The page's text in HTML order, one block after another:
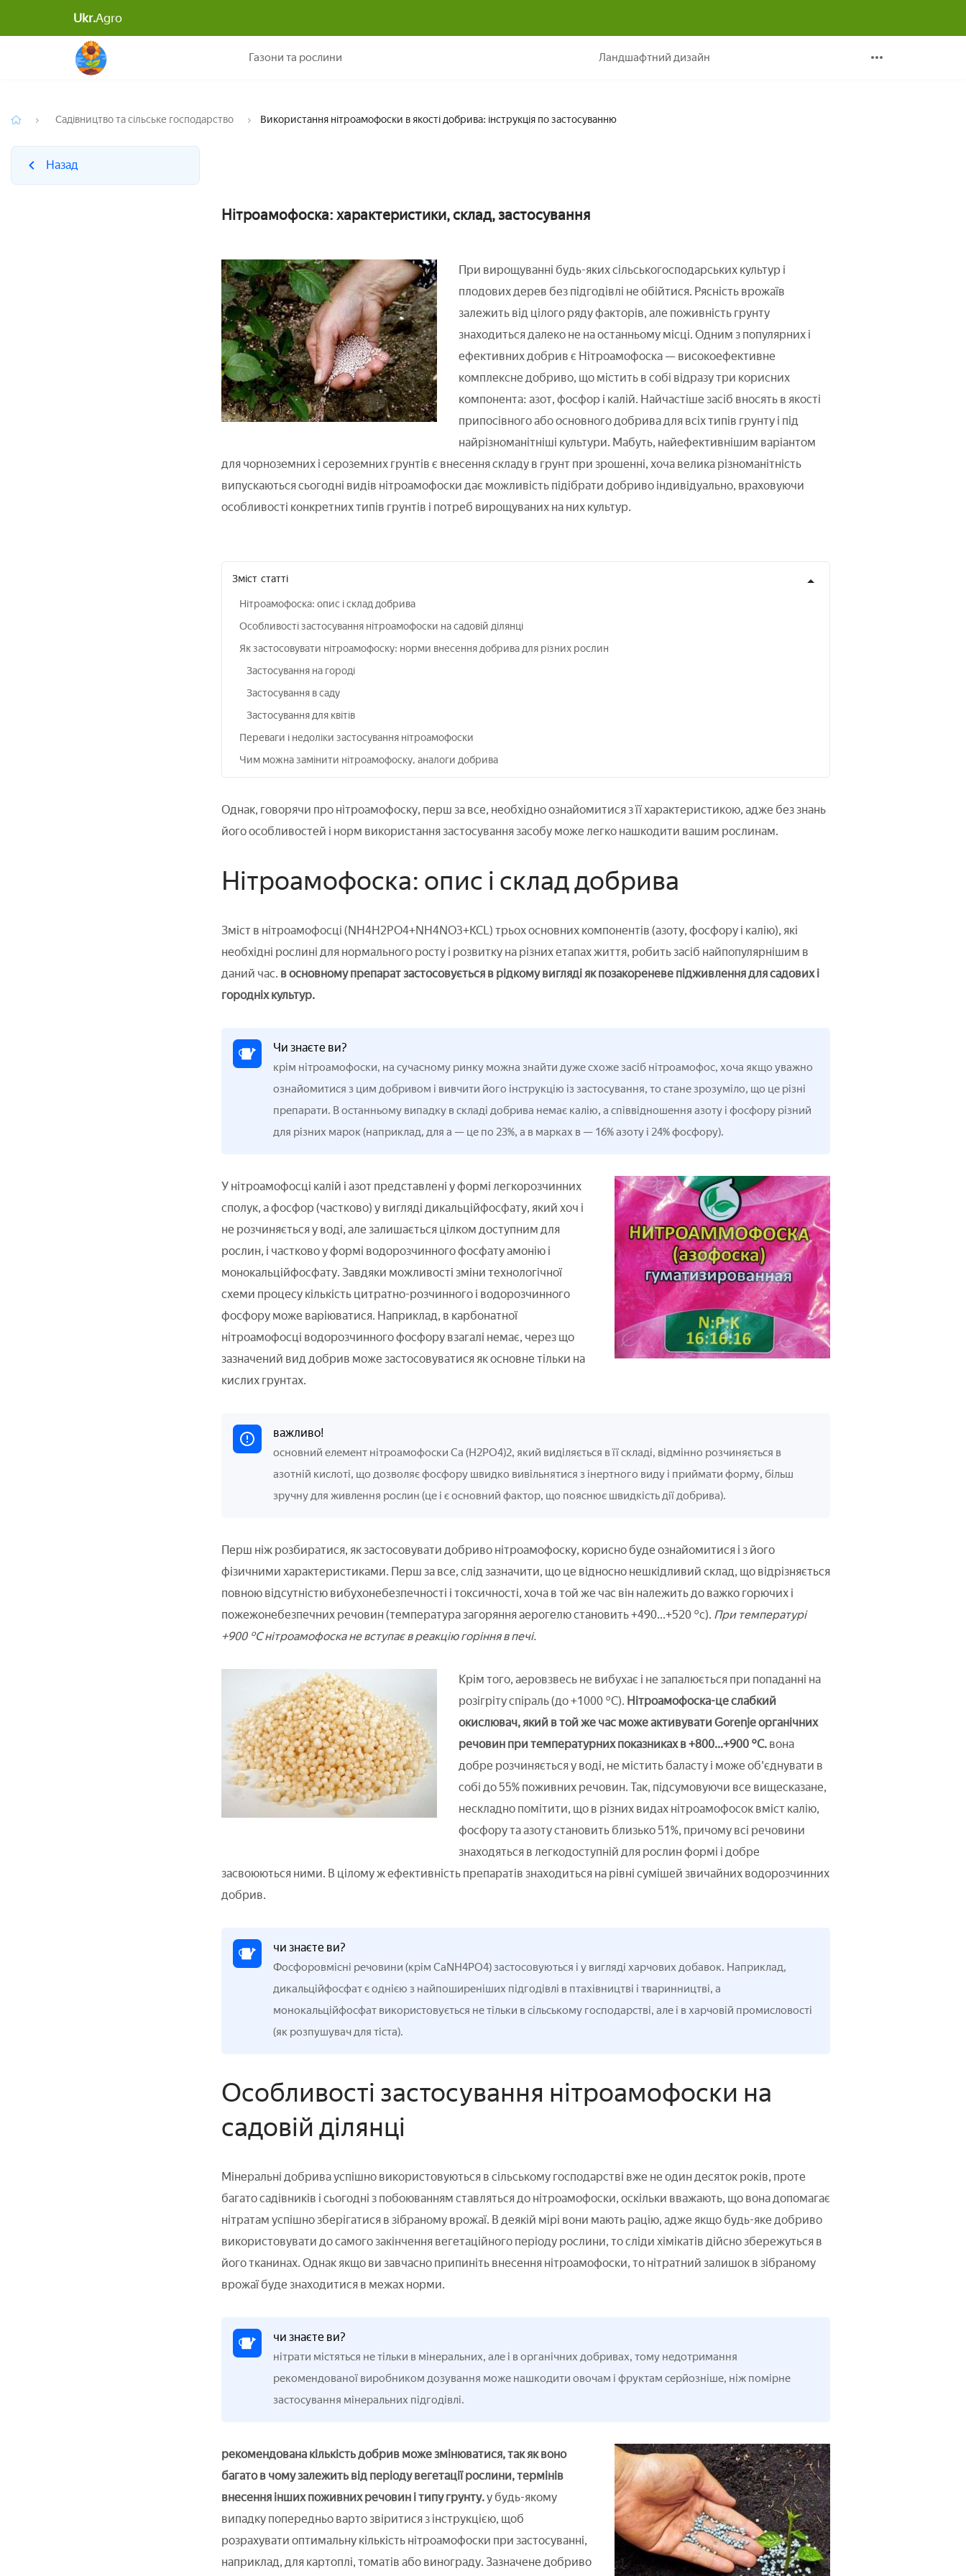
Ukr.Agro
Газони та рослини Ландшафтний дизайн
Назад
Садівництво та сільське господарство Використання нітроамофоски в якості добрива: інструкція по застосуванню
Назад
Нітроамофоска: характеристики, склад, застосування
При вирощуванні будь-яких сільськогосподарських культур і
плодових дерев без підгодівлі не обійтися. Рясність врожаїв
залежить від цілого ряду факторів, але поживність грунту
знаходиться далеко не на останньому місці. Одним з популярних і
ефективних добрив є Нітроамофоска — високоефективне
комплексне добриво, що містить в собі відразу три корисних
компонента: азот, фосфор і калій. Найчастіше засіб вносять в якості
припосівного або основного добрива для всіх типів грунту і під
найрізноманітніші культури. Мабуть, найефективнішим варіантом
для чорноземних і сероземних грунтів є внесення складу в грунт при зрошенні, хоча велика різноманітність
випускаються сьогодні видів нітроамофоски дає можливість підібрати добриво індивідуально, враховуючи
особливості конкретних типів грунтів і потреб вирощуваних на них культур.
Зміст статті
Нітроамофоска: опис і склад добрива
Особливості застосування нітроамофоски на садовій ділянці
Як застосовувати нітроамофоску: норми внесення добрива для різних рослин
Застосування на городі
Застосування в саду
Застосування для квітів
Переваги і недоліки застосування нітроамофоски
Чим можна замінити нітроамофоску, аналоги добрива
Однак, говорячи про нітроамофоску, перш за все, необхідно ознайомитися з її характеристикою, адже без знань
його особливостей і норм використання застосування засобу може легко нашкодити вашим рослинам.
Нітроамофоска: опис і склад добрива
Зміст в нітроамофосці (NH4H2PO4+NH4NO3+KCL) трьох основних компонентів (азоту, фосфору і калію), які
необхідні рослині для нормального росту і розвитку на різних етапах життя, робить засіб найпопулярнішим в
даний час. в основному препарат застосовується в рідкому вигляді як позакореневе підживлення для садових і
городніх культур.
Чи знаєте ви?
крім нітроамофоски, на сучасному ринку можна знайти дуже схоже засіб нітроамофос, хоча якщо уважно
ознайомитися з цим добривом і вивчити його інструкцію із застосування, то стане зрозуміло, що це різні
препарати. В останньому випадку в складі добрива немає калію, а співвідношення азоту і фосфору різний
для різних марок (наприклад, для а — це по 23%, а в марках в — 16% азоту і 24% фосфору).
У нітроамофосці калій і азот представлені у формі легкорозчинних
сполук, а фосфор (частково) у вигляді дикальційфосфату, який хоч і
не розчиняється у воді, але залишається цілком доступним для
рослин, і частково у формі водорозчинного фосфату амонію і
монокальційфосфату. Завдяки можливості зміни технологічної
схеми процесу кількість цитратно-розчинного і водорозчинного
фосфору може варіюватися. Наприклад, в карбонатної
нітроамофосці водорозчинного фосфору взагалі немає, через що
зазначений вид добрив може застосовуватися як основне тільки на
кислих грунтах.
важливо!
основний елемент нітроамофоски Ca (H2PO4)2, який виділяється в її складі, відмінно розчиняється в
азотній кислоті, що дозволяє фосфору швидко вивільнятися з інертного виду і приймати форму, більш
зручну для живлення рослин (це і є основний фактор, що пояснює швидкість дії добрива).
Перш ніж розбиратися, як застосовувати добриво нітроамофоску, корисно буде ознайомитися і з його
фізичними характеристиками. Перш за все, слід зазначити, що це відносно нешкідливий склад, що відрізняється
повною відсутністю вибухонебезпечності і токсичності, хоча в той же час він належить до важко горючих і
пожежонебезпечних речовин (температура загоряння аерогелю становить +490...+520 °c). При температурі
+900 °C нітроамофоска не вступає в реакцію горіння в печі.
Крім того, аеровзвесь не вибухає і не запалюється при попаданні на
розігріту спіраль (до +1000 °C). Нітроамофоска-це слабкий
окислювач, який в той же час може активувати Gorenje органічних
речовин при температурних показниках в +800...+900 °C. вона
добре розчиняється у воді, не містить баласту і може об'єднувати в
собі до 55% поживних речовин. Так, підсумовуючи все вищесказане,
нескладно помітити, що в різних видах нітроамофосок вміст калію,
фосфору та азоту становить близько 51%, причому всі речовини
знаходяться в легкодоступній для рослин формі і добре
засвоюються ними. В цілому ж ефективність препаратів знаходиться на рівні сумішей звичайних водорозчинних
добрив.
чи знаєте ви?
Фосфоровмісні речовини (крім CaNH4PO4) застосовуються і у вигляді харчових добавок. Наприклад,
дикальційфосфат є однією з найпоширеніших підгодівлі в птахівництві і тваринництві, а
монокальційфосфат використовується не тільки в сільському господарстві, але і в харчовій промисловості
(як розпушувач для тіста).
Особливості застосування нітроамофоски на
садовій ділянці
Мінеральні добрива успішно використовуються в сільському господарстві вже не один десяток років, проте
багато садівників і сьогодні з побоюванням ставляться до нітроамофоски, оскільки вважають, що вона допомагає
нітратам успішно зберігатися в зібраному врожаї. В деякій мірі вони мають рацію, адже якщо будь-яке добриво
використовувати до самого закінчення вегетаційного періоду рослини, то сліди хімікатів дійсно збережуться в
його тканинах. Однак якщо ви завчасно припиніть внесення нітроамофоски, то нітратний залишок в зібраному
врожаї буде знаходитися в межах норми.
чи знаєте ви?
нітрати містяться не тільки в мінеральних, але і в органічних добривах, тому недотримання
рекомендованої виробником дозування може нашкодити овочам і фруктам серйозніше, ніж помірне
застосування мінеральних підгодівлі.
рекомендована кількість добрив може змінюватися, так як воно
багато в чому залежить від періоду вегетації рослини, термінів
внесення інших поживних речовин і типу грунту.у будь-якому
випадку попередньо варто звіритися з інструкцією, щоб
розрахувати оптимальну кількість нітроамофоски при застосуванні,
наприклад, для картоплі, томатів або винограду. Зазначене добриво